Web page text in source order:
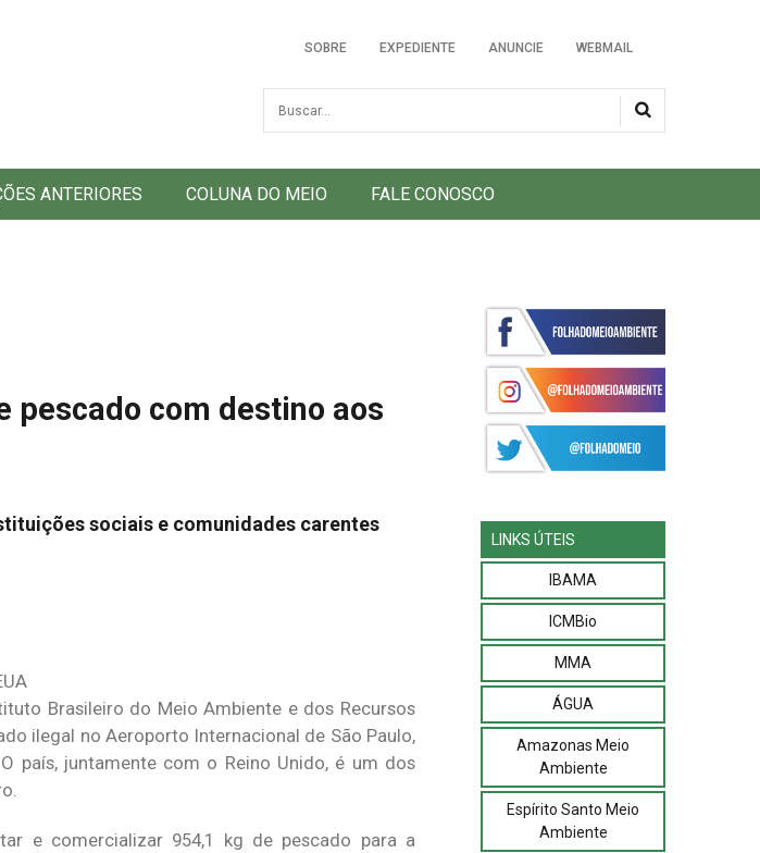
SOBRE EXPEDIENTE ANUNCIE WEBMAIL
Busca
ANTERIORES COLUNA DO MEIO FALE CONOSCO
pescado com destino aos
sociais e comunidades carentes
Brasileiro do Meio Ambiente e dos Recursos
ilegal no Aeroporto Internacional de São Paulo,
país, juntamente com o Reino Unido, é um dos
e comercializar 954,1 kg de pescado para a
LINKS ÚTEIS
IBAMA
ICMBio
MMA
ÁGUA
Amazonas Meio
Ambiente
Espírito Santo Meio
Ambiente